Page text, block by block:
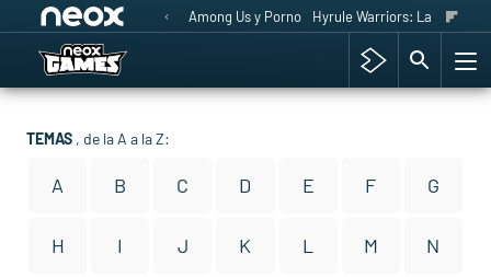
Among Us y Porno Hyrule Warriors: La Era del
TEMAS , de la A a la Z:
A B C D E F G
H I J K L M N